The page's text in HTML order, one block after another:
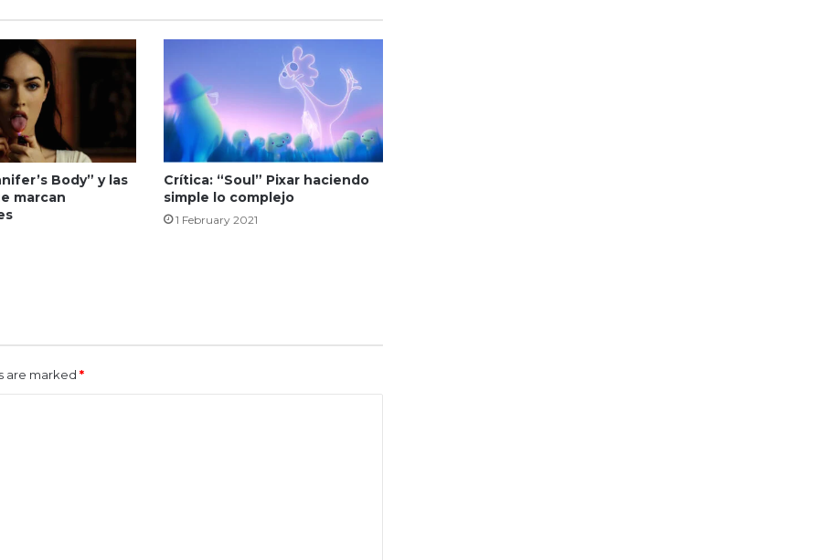
Body” y las
marcan
Crítica: “Soul” Pixar haciendo
simple lo complejo
1 February 2021
are marked *